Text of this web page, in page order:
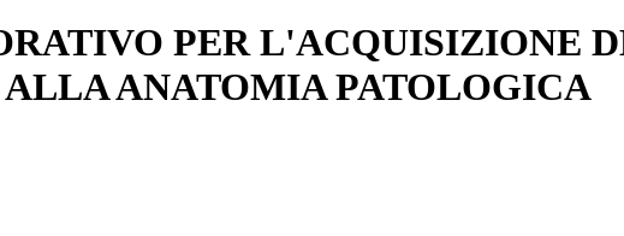
PER L'ACQUISIZIONE
ANATOMIA PATOLOGICA